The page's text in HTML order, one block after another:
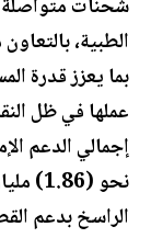
شحنات متواصلة
الطبية،
بما يعزز قدرة
عملها في ظل
إجمالي الدعم
نحو
الراسخ بدعم